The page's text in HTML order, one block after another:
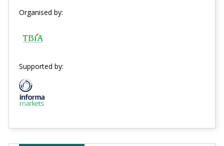
Organised by:
Supported by: